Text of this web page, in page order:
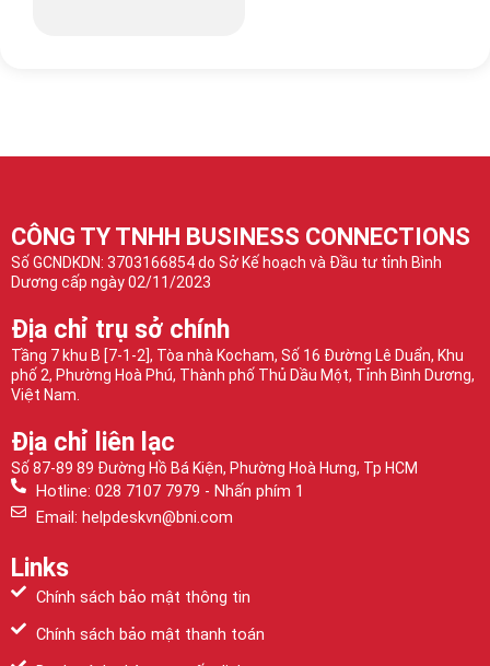
CÔNG TY TNHH BUSINESS CONNECTIONS
Số GCNDKDN: 3703166854 do Sở Kế hoạch và Đầu tư tỉnh Bình
Dương cấp ngày 02/11/2023
Địa chỉ trụ sở chính
Tầng 7 khu B [7-1-2], Tòa nhà Kocham, Số 16 Đường Lê Duẩn, Khu
phố 2, Phường Hoà Phú, Thành phố Thủ Dầu Một, Tỉnh Bình Dương,
Việt Nam.
Địa chỉ liên lạc
Số 87-89 89 Đường Hồ Bá Kiện, Phường Hoà Hưng, Tp HCM
Hotline: 028 7107 7979 - Nhấn phím 1
Email: helpdeskvn@bni.com
Links
Chính sách bảo mật thông tin
Chính sách bảo mật thanh toán